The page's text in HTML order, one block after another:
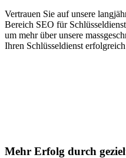
Vertrauen Sie auf unsere
Bereich SEO für
um mehr über unsere
Ihren Schlüsseldienst
Mehr Erfolg durch